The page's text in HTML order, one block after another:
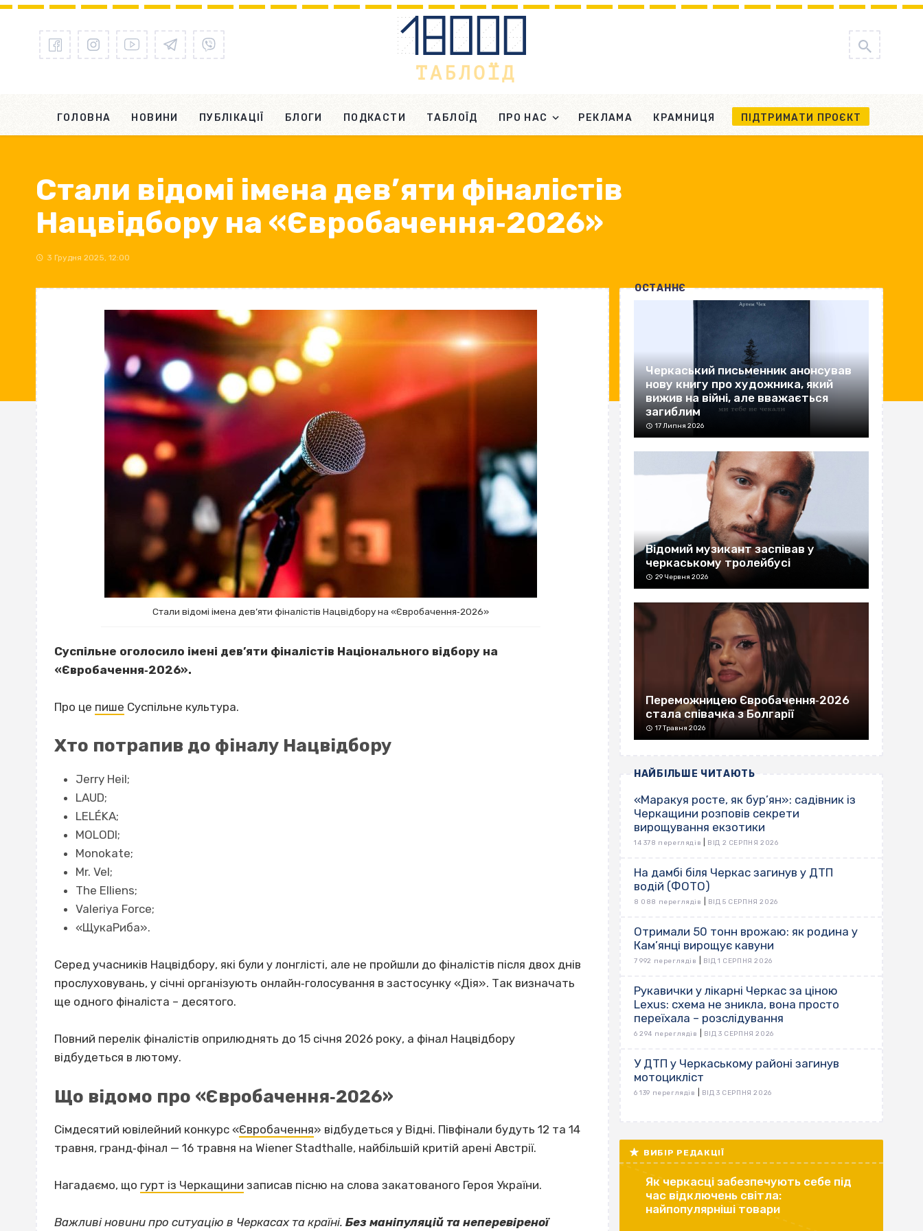
ГОЛОВНА НОВИНИ ПУБЛІКАЦІЇ БЛОГИ ПОДКАСТИ ТАБЛОЇД ПРО НАС РЕКЛАМА КРАМНИЦЯ ПІДТРИМАТИ ПРОЄКТ
Стали відомі імена дев’яти фіналістів
Нацвідбору на «Євробачення‐2026»
3 Грудня 2025, 12:00
Стали відомі імена дев’яти фіналістів Нацвідбору на «Євробачення‐2026»
Суспільне оголосило імені дев’яти фіналістів Національного відбору на
«Євробачення‐2026».
Про це пише Суспільне культура.
Хто потрапив до фіналу Нацвідбору
Jerry Heil;
LAUD;
LELÉKA;
MOLODI;
Monokate;
Mr. Vel;
The Elliens;
Valeriya Force;
«ЩукаРиба».
Серед учасників Нацвідбору, які були у лонглісті, але не пройшли до фіналістів після двох днів
прослуховувань, у січні організують онлайн‐голосування в застосунку «Дія». Так визначать
ще одного фіналіста – десятого.
Повний перелік фіналістів оприлюднять до 15 січня 2026 року, а фінал Нацвідбору
відбудеться в лютому.
Що відомо про «Євробачення‐2026»
Сімдесятий ювілейний конкурс «Євробачення» відбудеться у Відні. Півфінали будуть 12 та 14
травня, гранд‐фінал — 16 травня на Wiener Stadthalle, найбільшій критій арені Австрії.
Нагадаємо, що гурт із Черкащини записав пісню на слова закатованого Героя України.
Важливі новини про ситуацію в Черкасах та країні. Без маніпуляцій та неперевіреної
ОСТАННЄ
Черкаський письменник анонсував
нову книгу про художника, який
вижив на війні, але вважається
загиблим
17 Липня 2026
Відомий музикант заспівав у
черкаському тролейбусі
29 Червня 2026
Переможницею Євробачення‐2026
стала співачка з Болгарії
17 Травня 2026
НАЙБІЛЬШЕ ЧИТАЮТЬ
«Маракуя росте, як бур’ян»: садівник із
Черкащини розповів секрети
вирощування екзотики
14 378 переглядів ВІД 2 СЕРПНЯ 2026
На дамбі біля Черкас загинув у ДТП
водій (ФОТО)
8 088 переглядів ВІД 5 СЕРПНЯ 2026
Отримали 50 тонн врожаю: як родина у
Кам’янці вирощує кавуни
7 992 переглядів ВІД 1 СЕРПНЯ 2026
Рукавички у лікарні Черкас за ціною
Lexus: схема не зникла, вона просто
переїхала – розслідування
6 294 переглядів ВІД 3 СЕРПНЯ 2026
У ДТП у Черкаському районі загинув
мотоцикліст
6 139 переглядів ВІД 3 СЕРПНЯ 2026
ВИБІР РЕДАКЦІЇ
Як черкасці забезпечують себе під
час відключень світла:
найпопулярніші товари